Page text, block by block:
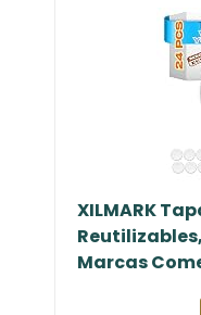
XILMARK
Marcas